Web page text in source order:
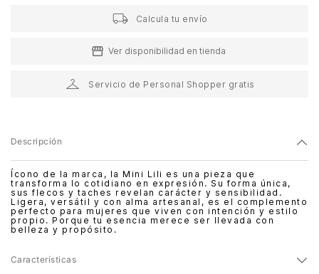
Calcula tu envío
Ver disponibilidad en tienda
Servicio de Personal Shopper gratis
Descripción
Ícono de la marca, la Mini Lili es una pieza que
transforma lo cotidiano en expresión. Su forma única,
sus flecos y taches revelan carácter y sensibilidad.
Ligera, versátil y con alma artesanal, es el complemento
perfecto para mujeres que viven con intención y estilo
propio. Porque tu esencia merece ser llevada con
belleza y propósito.
Características